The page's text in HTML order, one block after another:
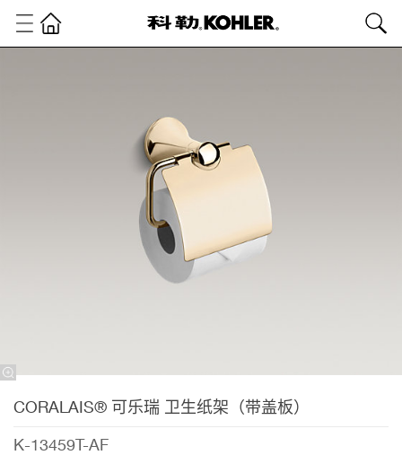
CORALAIS® 可乐瑞 卫生纸架（带盖板）
K-13459T-AF